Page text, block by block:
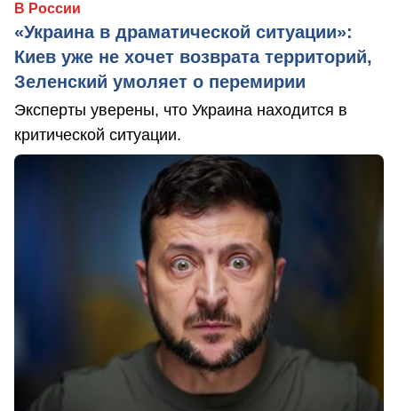
В России
«Украина в драматической ситуации»:
Киев уже не хочет возврата территорий,
Зеленский умоляет о перемирии
Эксперты уверены, что Украина находится в
критической ситуации.